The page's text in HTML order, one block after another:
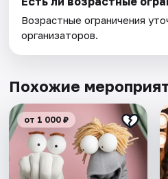
Возрастные ограничения
организаторов.
Похожие
от 1 000 ₽